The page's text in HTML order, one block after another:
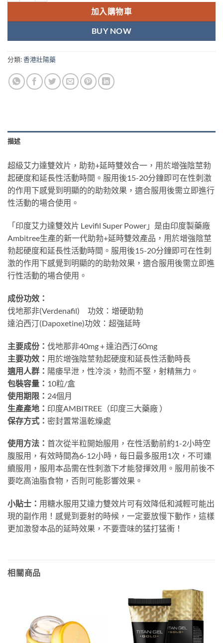
加入購物車
BUY NOW
分類:香港壯陽藥
描述
超級艾力達雙效片，助勃+延時雙效合一，用於增強陰莖勃
起硬度和延長性活動時間。服用後15-20分鐘即可在性刺激
的作用下感覺到明顯的的助勃效果，適合服用後需立即進行
性活動的場合使用。
「印度艾力達雙效片 Levifil Super Power」是由印度製藥廠
Ambitree生產的新一代助勃+延時雙效產品，用於增強陰莖
勃起硬度和延長性活動時間。服用後15-20分鐘即可在性刺
激的作用下感覺到明顯的的助勃效果，適合服用後需立即進
行性活動的場合使用。
成份功效：
伐地那非(Verdenafil) 功效：增硬助勃
達泊西汀(Dapoxetine)功效：超強延時
主要成份： 伐地那非40mg + 達泊西汀60mg
主要功效： 用於增強陰莖勃起硬度和延長性活動時長
適用人群： 陽痿早泄，性冷淡，勃而不堅，射精無力。
包裝容量： 10粒/盒
使用期限： 24個月
生產產地： 印度AMBITREE（印度三大藥廠 ）
保存方式： 密封置常溫乾燥處
使用方法： 首次從半粒開始服用，在性活動前約1-2小時空
腹服用，有效時間為6-12小時，每日最多服用1次，不可連
續服用，服用本品需在性刺激下才能發揮效用。服用前後不
要吃高油脂食物，否則可能影響效果。
小貼士： 用糖水服用艾達力雙效片可有效降低和減輕可能出
現的副作用！感覺到要射的時候，一定要放慢下動作，這樣
更加激發本品的延時效果，不要壹味的猛打猛衝！
相關商品